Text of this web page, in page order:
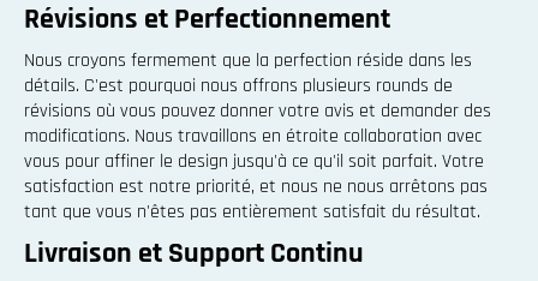
Révisions et Perfectionnement
Nous croyons fermement que la perfection réside dans les
détails. C'est pourquoi nous offrons plusieurs rounds de
révisions où vous pouvez donner votre avis et demander des
modifications. Nous travaillons en étroite collaboration avec
vous pour affiner le design jusqu'à ce qu'il soit parfait. Votre
satisfaction est notre priorité, et nous ne nous arrêtons pas
tant que vous n'êtes pas entièrement satisfait du résultat.
Livraison et Support Continu